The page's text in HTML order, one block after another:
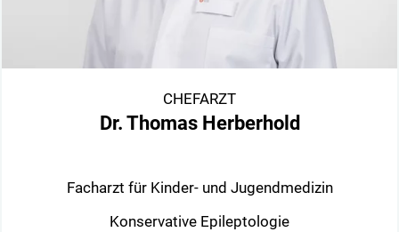
CHEFARZT
Dr. Thomas Herberhold
Facharzt für Kinder- und Jugendmedizin
Konservative Epileptologie